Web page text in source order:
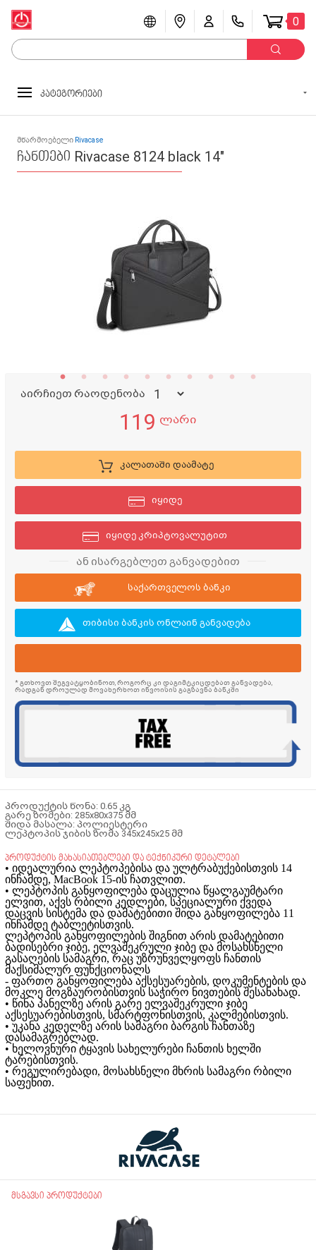
0
კატეგორიები
მწარმოებელი Rivacase
ჩანთები Rivacase 8124 black 14"
აირჩიეთ რაოდენობა
119 ლარი
კალათაში დაამატე
იყიდე
იყიდე კრიპტოვალუტით
ან ისარგებლეთ განვადებით
საქართველოს ბანკი
თიბისი ბანკის ონლაინ განვადება
* გთხოვთ შეგვატყობინოთ, როგორც კი დაგიმტკიცდებათ განვადება,
რადგან დროულად მოვახერხოთ ინვოისის გაგზავნა ბანკში
პროდუქტის წონა: 0.65 კგ
გარე ზომები: 285x80x375 მმ
შიდა მასალა: პოლიესტერი
ლეპტოპის ჯიბის ზომა 345x245x25 მმ
პროდუქტის მახასიათებლები და ტექნიკური დეტალები
• იდეალურია ლეპტოპებისა და ულტრაბუქებისთვის 14
ინჩამდე, MacBook 15-ის ჩათვლით.
• ლეპტოპის განყოფილება დაცულია წყალგაუმტარი
ელვით, აქვს რბილი კედლები, სპეციალური ქვედა
დაცვის სისტემა და დამატებითი შიდა განყოფილება 11
ინჩამდე ტაბლეტისთვის.
ლეპტოპის განყოფილების შიგნით არის დამატებითი
ბადისებრი ჯიბე, ელვაშეკრული ჯიბე და მოსახსნელი
გასაღების სამაგრი, რაც უზრუნველყოფს ჩანთის
მაქსიმალურ ფუნქციონალს
- ფართო განყოფილება აქსესუარების, დოკუმენტების და
მოკლე მოგზაურობისთვის საჭირო ნივთების შესანახად.
• წინა პანელზე არის გარე ელვაშეკრული ჯიბე
აქსესუარებისთვის, სმარტფონისთვის, კალმებისთვის.
• უკანა კედელზე არის სამაგრი ბარგის ჩანთაზე
დასამაგრებლად.
• ხელოვნური ტყავის სახელურები ჩანთის ხელში
ტარებისთვის.
• რეგულირებადი, მოსახსნელი მხრის სამაგრი რბილი
საფენით.
მსგავსი პროდუქტები